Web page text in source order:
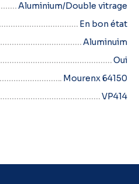
Aluminium/Double vitrage
En bon état
Aluminuim
Oui
Mourenx 64150
VP414